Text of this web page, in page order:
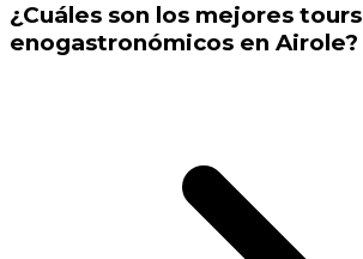
¿Cuáles son los mejores tours
enogastronómicos en Airole?